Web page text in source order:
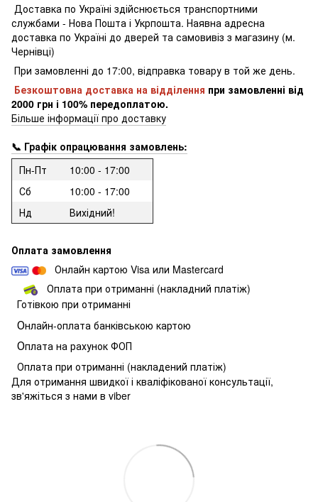
Доставка по Україні здійснюється транспортними
службами - Нова Пошта і Укрпошта. Наявна адресна
доставка по Україні до дверей та самовивіз з магазину (м.
Чернівці)
При замовленні до 17:00, відправка товару в той же день.
Безкоштовна доставка на відділення при замовленні від
2000 грн і 100% передоплатою.
Більше інформації про доставку
📞 Графік опрацювання замовлень:
Пн-Пт
10:00 - 17:00
Сб
10:00 - 17:00
Нд
Вихідний!
Оплата замовлення
Онлайн картою Visa или Mastercard
Оплата при отриманні (накладний платіж)
Готівкою при отриманні
Онлайн-оплата банківською картою
Оплата на рахунок ФОП
Оплата при отриманні (накладений платіж)
Для отримання швидкої і кваліфікованої консультації,
зв'яжіться з нами в viber